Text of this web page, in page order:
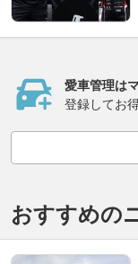
愛車管理は
登録してお
おすすめの